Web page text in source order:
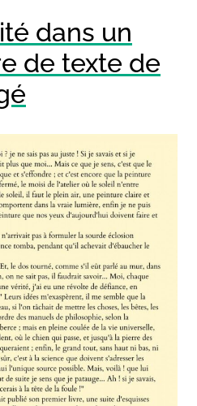
dans un
de texte de